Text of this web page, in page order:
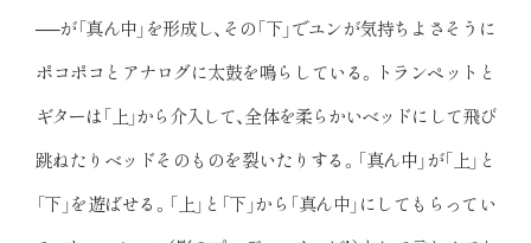
──が「真ん中」を形成し、その「下」でユンが気持ちよさそうに
ポコポコとアナログに太鼓を鳴らしている。トランペットと
ギターは「上」から介入して、全体を柔らかいベッドにして飛び
跳ねたりベッドそのものを裂いたりする。「真ん中」が「上」と
「下」を遊ばせる。「上」と「下」から「真ん中」にしてもらってい